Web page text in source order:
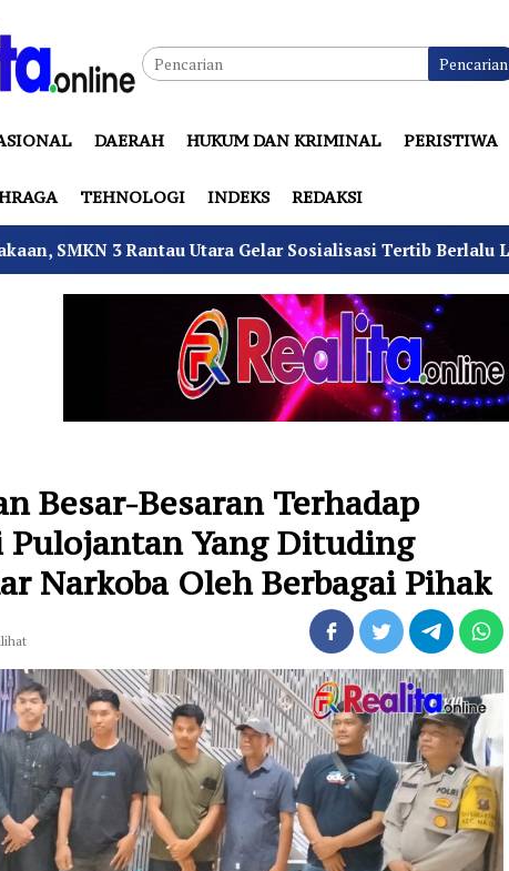
Pencarian
DAERAH HUKUM DAN KRIMINAL PERISTIWA
TEHNOLOGI INDEKS REDAKSI
Utara Gelar Sosialisasi Tertib Berlalu Lintas dan PPGD
Besar-Besaran Terhadap
Pulojantan Yang Dituding
Narkoba Oleh Berbagai Pihak